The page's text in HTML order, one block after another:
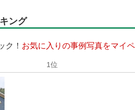
ング
ク！ お気に入りの事例写真をマイ